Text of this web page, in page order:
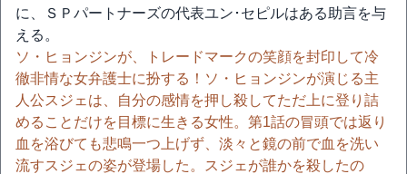
に、ＳＰパートナーズの代表ユン･セピルはある助言を与
える。
ソ・ヒョンジンが、トレードマークの笑顔を封印して冷
徹非情な女弁護士に扮する！ソ・ヒョンジンが演じる主
人公スジェは、自分の感情を押し殺してただ上に登り詰
めることだけを目標に生きる女性。第1話の冒頭では返り
血を浴びても悲鳴一つ上げず、淡々と鏡の前で血を洗い
流すスジェの姿が登場した。スジェが誰かを殺したの